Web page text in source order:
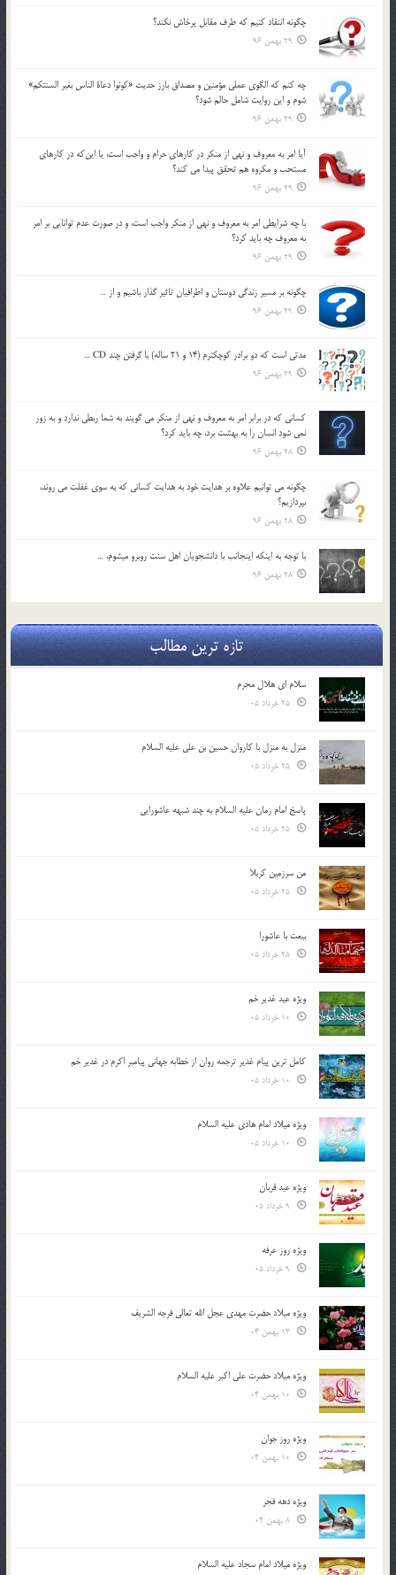
چگونه انتقاد كنيم كه طرف مقابل پرخاش نكند؟
29 بهمن 96
چه كنم كه الگوي عملي مؤمنين و مصداق بارز حديث «كونوا دعاة الناس بغير السنتكم»
شوم و اين روايت شامل حالم شود؟
29 بهمن 96
آيا امر به معروف و نهي از منكر در كارهاي حرام و واجب است، يا اين‌كه در كارهاي
مستحب و مكروه هم تحقق پيدا مي كند؟
29 بهمن 96
با چه شرايطي امر به معروف و نهي از منکر واجب است، و در صورت عدم توانايي بر امر
به معروف چه بايد کرد؟
29 بهمن 96
چگونه بر مسير زندگي دوستان و اطرافيان تاثير گذار باشيم و از …
29 بهمن 96
مدتي است كه دو برادر كوچكترم (14 و 21 ساله) با گرفتن چند CD …
29 بهمن 96
كساني كه در برابر امر به معروف و نهي از منكر مي گويند به شما ربطي ندارد و به زور
نمي شود انسان را به بهشت برد، چه بايد كرد؟
28 بهمن 96
چگونه مي توانيم علاوه بر هدايت خود به هدايت كساني كه به سوي غفلت مي روند،
بپردازيم؟
28 بهمن 96
با توجه به اينكه اينجانب با دانشجويان اهل سنت روبرو مي‎شوم، …
28 بهمن 96
تازه ترین مطالب
سلام ای هلال محرم
منزل به منزل با کاروان حسین بن علی علیه السلام
پاسخ امام زمان علیه السلام به چند شبهه عاشورایی
من سرزمین کربلا
بیعت با عاشورا
ویژه عید غدیر خم
کامل ترین پیام غدیر ترجمه روان از خطابه جهانی پیامبر اکرم در غدیر خم
ویژه میلاد امام هادی علیه السلام
ویژه عید قربان
ویژه روز عرفه
ویژه میلاد حضرت مهدی عجل الله تعالی فرجه الشريف
ویژه میلاد حضرت علی اکبر علیه السلام
ویژه روز جوان
ویژه دهه فجر
ویژه میلاد امام سجاد علیه السلام